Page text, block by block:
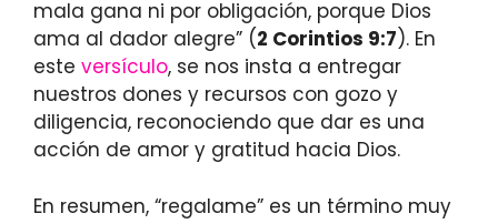
mala gana ni por obligación, porque Dios
ama al dador alegre” (2 Corintios 9:7). En
este versículo, se nos insta a entregar
nuestros dones y recursos con gozo y
diligencia, reconociendo que dar es una
acción de amor y gratitud hacia Dios.
En resumen, “regalame” es un término muy